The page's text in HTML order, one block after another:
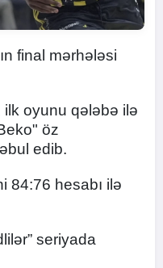
final mərhələsi
ilk oyunu qələbə ilə
öz
edib.
84:76 hesabı ilə
seriyada